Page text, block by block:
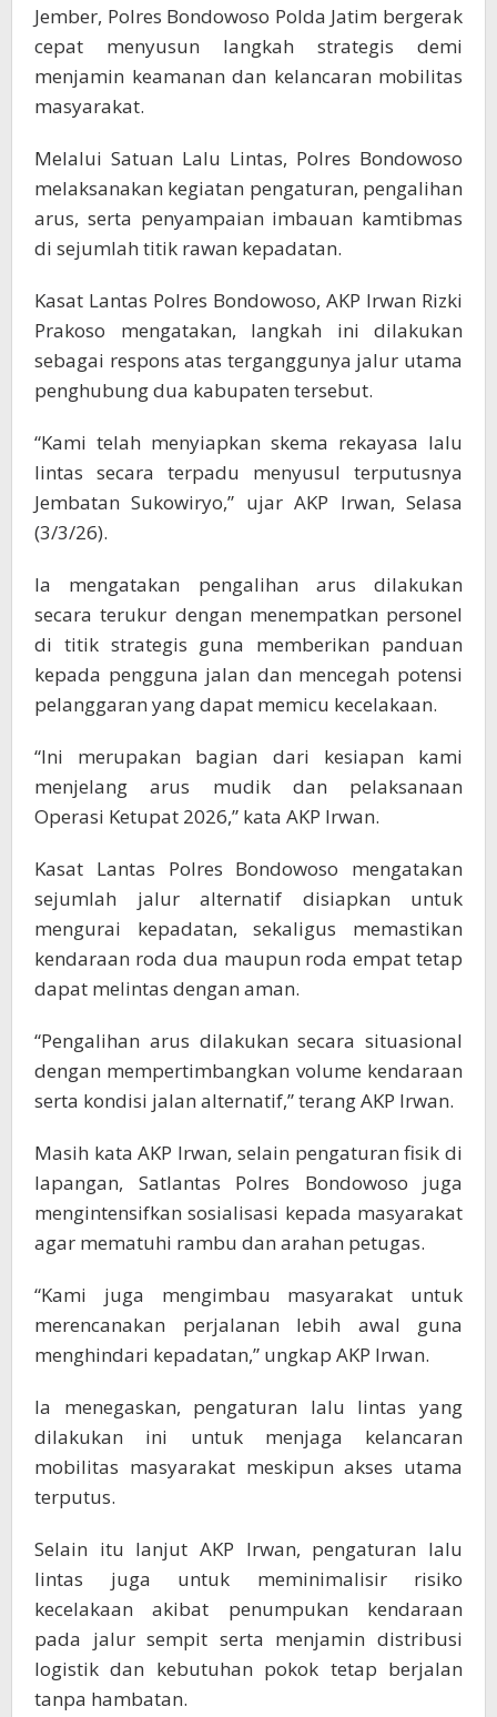
Jember, Polres Bondowoso Polda Jatim bergerak
cepat menyusun langkah strategis demi
menjamin keamanan dan kelancaran mobilitas
masyarakat.
Melalui Satuan Lalu Lintas, Polres Bondowoso
melaksanakan kegiatan pengaturan, pengalihan
arus, serta penyampaian imbauan kamtibmas
di sejumlah titik rawan kepadatan.
Kasat Lantas Polres Bondowoso, AKP Irwan Rizki
Prakoso mengatakan, langkah ini dilakukan
sebagai respons atas terganggunya jalur utama
penghubung dua kabupaten tersebut.
“Kami telah menyiapkan skema rekayasa lalu
lintas secara terpadu menyusul terputusnya
Jembatan Sukowiryo,” ujar AKP Irwan, Selasa
(3/3/26).
Ia mengatakan pengalihan arus dilakukan
secara terukur dengan menempatkan personel
di titik strategis guna memberikan panduan
kepada pengguna jalan dan mencegah potensi
pelanggaran yang dapat memicu kecelakaan.
“Ini merupakan bagian dari kesiapan kami
menjelang arus mudik dan pelaksanaan
Operasi Ketupat 2026,” kata AKP Irwan.
Kasat Lantas Polres Bondowoso mengatakan
sejumlah jalur alternatif disiapkan untuk
mengurai kepadatan, sekaligus memastikan
kendaraan roda dua maupun roda empat tetap
dapat melintas dengan aman.
“Pengalihan arus dilakukan secara situasional
dengan mempertimbangkan volume kendaraan
serta kondisi jalan alternatif,” terang AKP Irwan.
Masih kata AKP Irwan, selain pengaturan fisik di
lapangan, Satlantas Polres Bondowoso juga
mengintensifkan sosialisasi kepada masyarakat
agar mematuhi rambu dan arahan petugas.
“Kami juga mengimbau masyarakat untuk
merencanakan perjalanan lebih awal guna
menghindari kepadatan,” ungkap AKP Irwan.
Ia menegaskan, pengaturan lalu lintas yang
dilakukan ini untuk menjaga kelancaran
mobilitas masyarakat meskipun akses utama
terputus.
Selain itu lanjut AKP Irwan, pengaturan lalu
lintas juga untuk meminimalisir risiko
kecelakaan akibat penumpukan kendaraan
pada jalur sempit serta menjamin distribusi
logistik dan kebutuhan pokok tetap berjalan
tanpa hambatan.